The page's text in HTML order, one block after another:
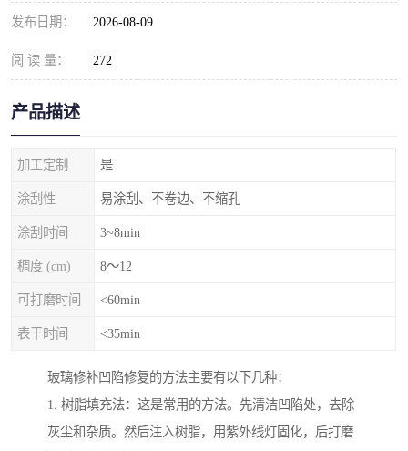
发布日期： 2026-08-09
阅 读 量： 272
产品描述
加工定制 是
涂刮性 易涂刮、不卷边、不缩孔
涂刮时间 3~8min
稠度 (cm) 8～12
可打磨时间 <60min
表干时间 <35min
玻璃修补凹陷修复的方法主要有以下几种：
1. 树脂填充法：这是常用的方法。先清洁凹陷处，去除
灰尘和杂质。然后注入树脂，用紫外线灯固化，后打磨